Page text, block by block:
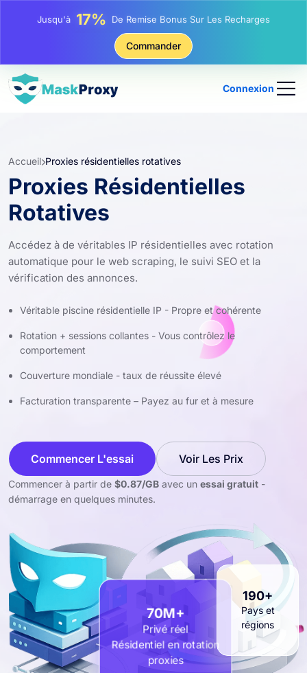
Jusqu'à 17% De Remise Bonus Sur Les Recharges
Remise Sur Les Achats Statiques IP
Commander
Connexion
Accueil Proxies résidentielles rotatives
Proxies Résidentielles
Rotatives
Accédez à de véritables IP résidentielles avec rotation
automatique pour le web scraping, le suivi SEO et la
vérification des annonces.
Véritable piscine résidentielle IP - Propre et cohérente
Rotation + sessions collantes - Vous contrôlez le
comportement
Couverture mondiale - taux de réussite élevé
Facturation transparente – Payez au fur et à mesure
Commencer L'essai Voir Les Prix
Commencer à partir de $0.87/GB avec un essai gratuit -
démarrage en quelques minutes.
70M+
Privé réel
Résidentiel en rotation
proxies
190+
Pays et
régions